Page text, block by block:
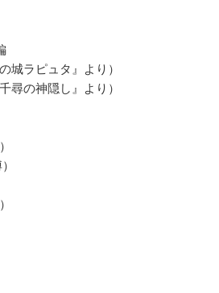
城ラピュタ』より）
尋の神隠し』より）